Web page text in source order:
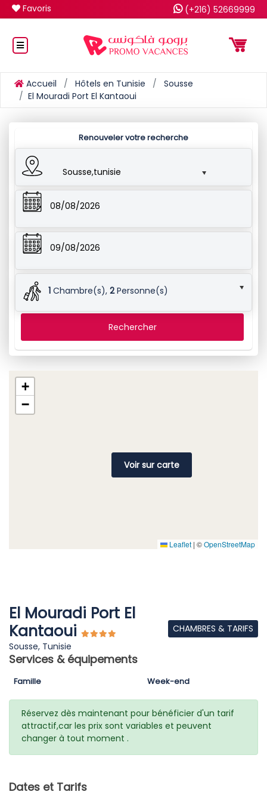
Favoris (+216) 52669999
Accueil Hôtels en Tunisie
Sousse
El Mouradi Port El Kantaoui
Renouveler votre recherche
Sousse,tunisie
08/08/2026
09/08/2026
1 Chambre(s), 2Personne(s)
Rechercher
+
−
Leaflet | ©OpenStreetMap
Voir sur carte
El Mouradi Port El
Kantaoui
Sousse, Tunisie
CHAMBRES & TARIFS
Services & équipements
Famille Week-end
Réservez dès maintenant pour bénéficier d'un tarif
attractif,car les prix sont variables et peuvent
changer à tout moment .
Dates et Tarifs